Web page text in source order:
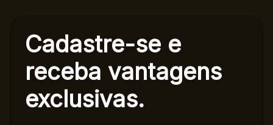
Cadastre-se e
receba vantagens
exclusivas.